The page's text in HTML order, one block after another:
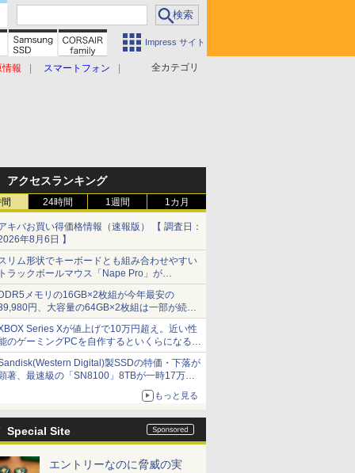
Impress サイト
全カテゴリ
情報 スマートフォン
アクセスランキング
24時間 1週間 1カ月
キバお買い得価格情報（速報版） 【 調査日：
年8月6日 】
リム形状でキーボードとも組み合わせやすい
ラックボールマウス「Nape Pro」が
から
メモリの16GB×2枚組が今年最安の
円、大容量の64GB×2枚組は一部が続騰
月前半のメモリ価格]
Series Xが値上げで10万円超え。近い性
のゲーミングPCを自作するといくらになる？
石田賀津男の『酒の肴にPCゲーム』】
Digital)製SSDの特価・下落が
著、最速級の「SN8100」8TBが一時17万円
もっと見る
Special Site
エントリーなのに脅威の実